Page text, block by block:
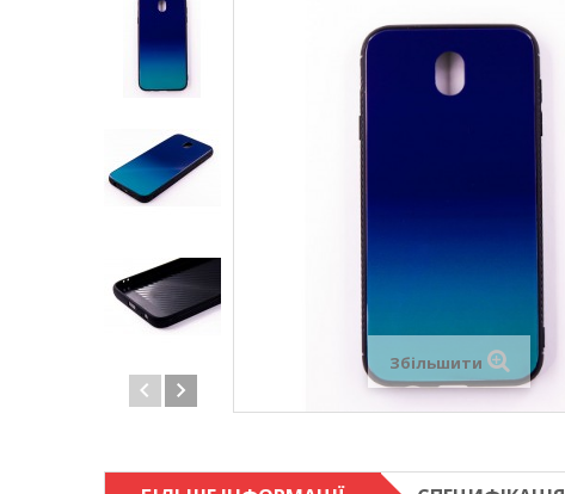
Збільшити